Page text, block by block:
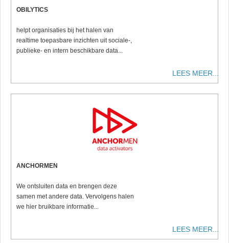
OBILYTICS
helpt organisaties bij het halen van
realtime toepasbare inzichten uit sociale-,
publieke- en intern beschikbare data...
LEES MEER...
ANCHORMEN
We ontsluiten data en brengen deze
samen met andere data. Vervolgens halen
we hier bruikbare informatie...
LEES MEER...